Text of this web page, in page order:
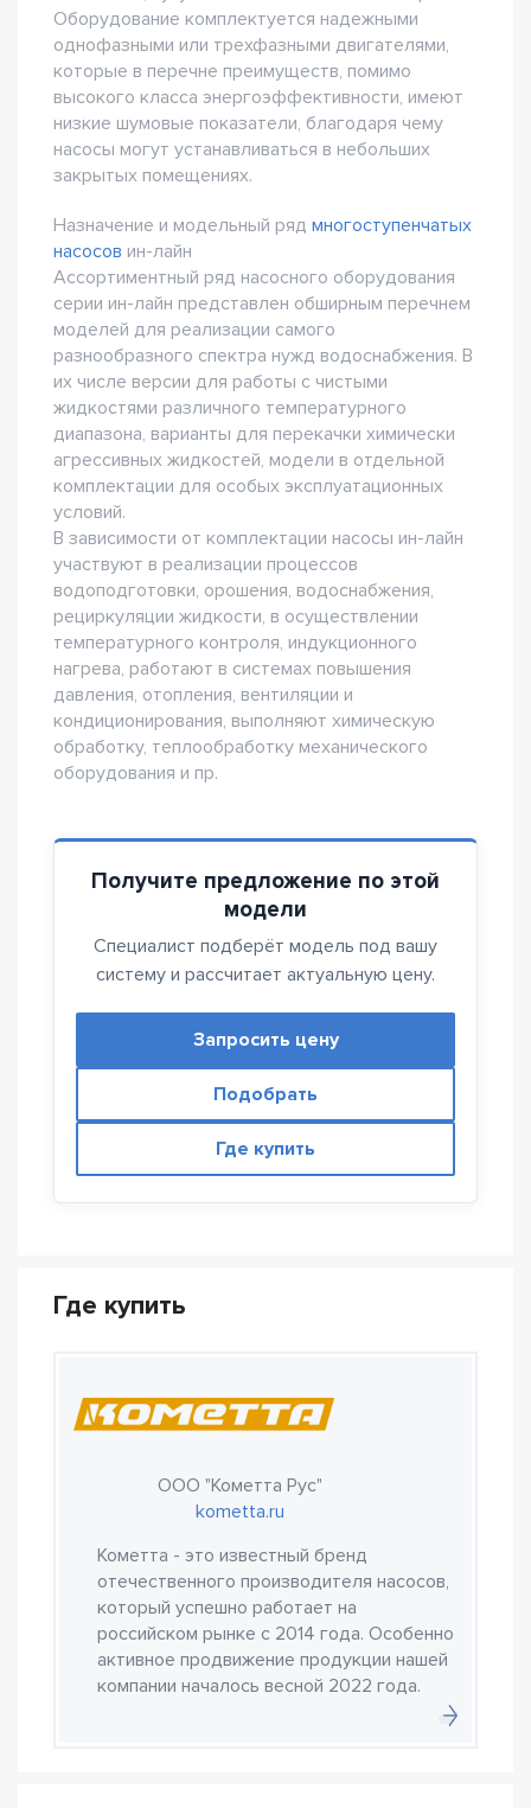
Оборудование комплектуется надежными
однофазными или трехфазными двигателями,
которые в перечне преимуществ, помимо
высокого класса энергоэффективности, имеют
низкие шумовые показатели, благодаря чему
насосы могут устанавливаться в небольших
закрытых помещениях.
Назначение и модельный ряд многоступенчатых
насосов ин-лайн
Ассортиментный ряд насосного оборудования
серии ин-лайн представлен обширным перечнем
моделей для реализации самого
разнообразного спектра нужд водоснабжения. В
их числе версии для работы с чистыми
жидкостями различного температурного
диапазона, варианты для перекачки химически
агрессивных жидкостей, модели в отдельной
комплектации для особых эксплуатационных
условий.
В зависимости от комплектации насосы ин-лайн
участвуют в реализации процессов
водоподготовки, орошения, водоснабжения,
рециркуляции жидкости, в осуществлении
температурного контроля, индукционного
нагрева, работают в системах повышения
давления, отопления, вентиляции и
кондиционирования, выполняют химическую
обработку, теплообработку механического
оборудования и пр.
Получите предложение по этой
модели
Специалист подберёт модель под вашу
систему и рассчитает актуальную цену.
Запросить цену
Подобрать
Где купить
Где купить
ООО "Кометта Рус"
kometta.ru
Кометта - это известный бренд
отечественного производителя насосов,
который успешно работает на
российском рынке с 2014 года. Особенно
активное продвижение продукции нашей
компании началось весной 2022 года.